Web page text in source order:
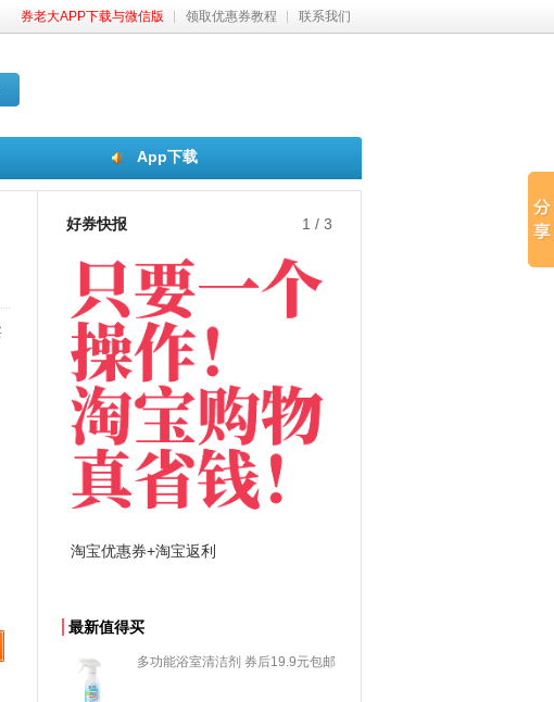
券老大APP下载与微信版 领取优惠券教程 联系我们
App下载
好券快报 1 / 3
淘宝优惠券+淘宝返利
最新值得买
多功能浴室清洁剂 券后19.9元包邮